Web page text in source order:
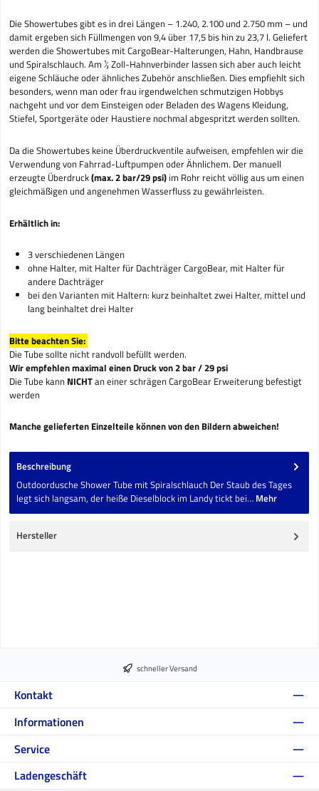
Die Showertubes gibt es in drei Längen – 1.240, 2.100 und 2.750 mm – und
damit ergeben sich Füllmengen von 9,4 über 17,5 bis hin zu 23,7 l. Geliefert
werden die Showertubes mit CargoBear-Halterungen, Hahn, Handbrause
und Spiralschlauch. Am ½ Zoll-Hahnverbinder lassen sich aber auch leicht
eigene Schläuche oder ähnliches Zubehör anschließen. Dies empfiehlt sich
besonders, wenn man oder frau irgendwelchen schmutzigen Hobbys
nachgeht und vor dem Einsteigen oder Beladen des Wagens Kleidung,
Stiefel, Sportgeräte oder Haustiere nochmal abgespritzt werden sollten.
Da die Showertubes keine Überdruckventile aufweisen, empfehlen wir die
Verwendung von Fahrrad-Luftpumpen oder Ähnlichem. Der manuell
erzeugte Überdruck(max. 2 bar/29 psi) im Rohr reicht völlig aus um einen
gleichmäßigen und angenehmen Wasserfluss zu gewährleisten.
Erhältlich in:
3 verschiedenen Längen
ohne Halter, mit Halter für Dachträger CargoBear, mit Halter für
andere Dachträger
bei den Varianten mit Haltern: kurz beinhaltet zwei Halter, mittel und
lang beinhaltet drei Halter
Bitte beachten Sie:
Die Tube sollte nicht randvoll befüllt werden.
Wir empfehlen maximal einen Druck von 2 bar / 29 psi
Die Tube kann NICHTan einer schrägen CargoBear Erweiterung befestigt
werden
Manche gelieferten Einzelteile können von den Bildern abweichen!
Beschreibung
Outdoordusche Shower Tube mit Spiralschlauch Der Staub des Tages
legt sich langsam, der heiße Dieselblock im Landy tickt bei… Mehr
Hersteller
schneller Versand
Kontakt
Informationen
Service
Ladengeschäft